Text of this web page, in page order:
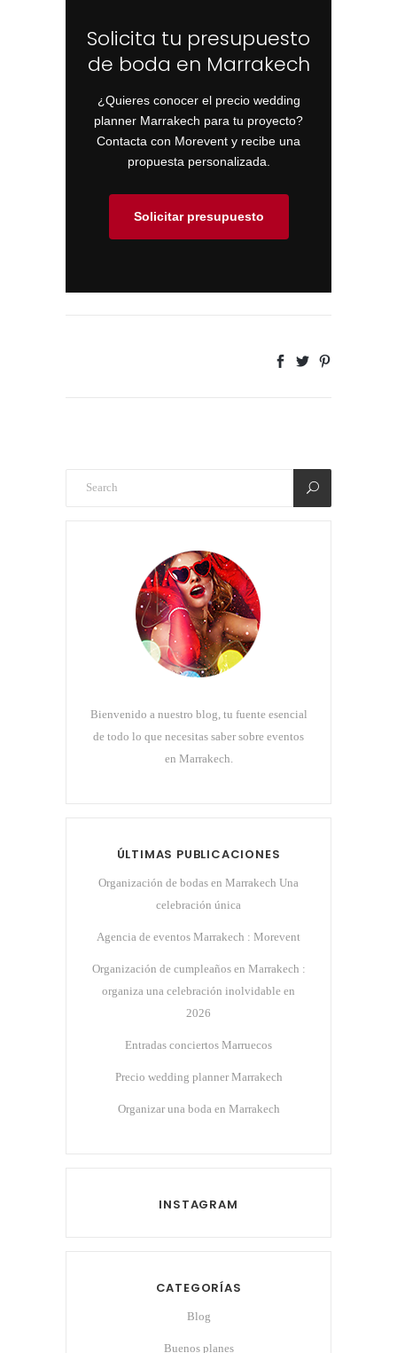
Solicita tu presupuesto
de boda en Marrakech
¿Quieres conocer el precio wedding
planner Marrakech para tu proyecto?
Contacta con Morevent y recibe una
propuesta personalizada.
Solicitar presupuesto
Bienvenido a nuestro blog, tu fuente esencial
de todo lo que necesitas saber sobre eventos
en Marrakech.
ÚLTIMAS PUBLICACIONES
Organización de bodas en Marrakech Una
celebración única
Agencia de eventos Marrakech : Morevent
Organización de cumpleaños en Marrakech :
organiza una celebración inolvidable en
2026
Entradas conciertos Marruecos
Precio wedding planner Marrakech
Organizar una boda en Marrakech
INSTAGRAM
CATEGORÍAS
Blog
Buenos planes